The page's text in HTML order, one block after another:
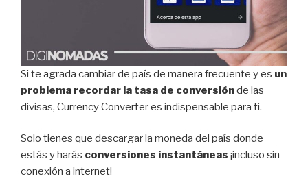
Si te agrada cambiar de país de manera frecuente y es un
problema recordar la tasa de conversiónde las
divisas, Currency Converter es indispensable para ti.
Solo tienes que descargar la moneda del país donde
estás y harás conversiones instantáneas ¡incluso sin
conexión a internet!